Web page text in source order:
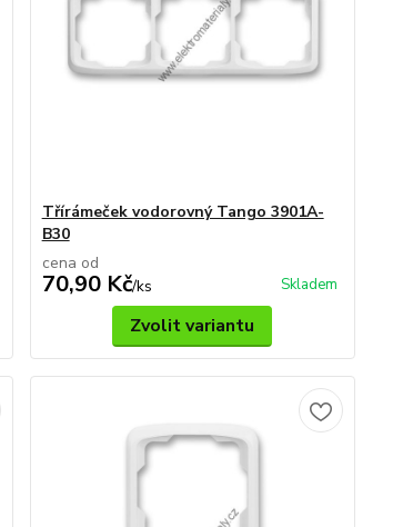
Třírámeček vodorovný Tango 3901A-
B30
cena od
70,90 Kč/ks Skladem
Zvolit variantu